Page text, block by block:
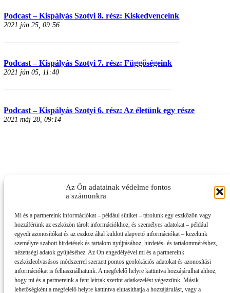
Az Ön adatainak védelme fontos
a számunkra
Mi és a partnereink információkat – például sütiket – tárolunk egy eszközön vagy
hozzáférünk az eszközön tárolt információkhoz, és személyes adatokat – például
egyedi azonosítókat és az eszköz által küldött alapvető információkat – kezelünk
személyre szabott hirdetések és tartalom nyújtásához, hirdetés- és tartalomméréshez,
nézettségi adatok gyűjtéséhez. Az Ön engedélyével mi és a partnereink
eszközleolvasásos módszerrel szerzett pontos geolokációs adatokat és azonosítási
információkat is felhasználhatunk. A megfelelő helyre kattintva hozzájárulhat ahhoz,
hogy mi és a partnereink a fent leírtak szerint adatkezelést végezzünk. Másik
lehetőségként a megfelelő helyre kattintva elutasíthatja a hozzájárulást, vagy a
Podcast – Kispályás Szotyi 8. rész: Kiskedvenceink
2021 jún 25, 09:56
Podcast – Kispályás Szotyi 7. rész: Függőségeink
2021 jún 05, 11:40
Podcast – Kispályás Szotyi 6. rész: Az életünk egy része
2021 máj 28, 09:14